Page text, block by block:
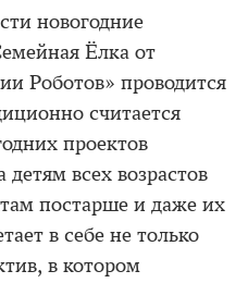
новогодние
Ёлка от
Роботов» проводится
считается
проектов
всех возрастов
постарше и даже их
в себе не только
в котором